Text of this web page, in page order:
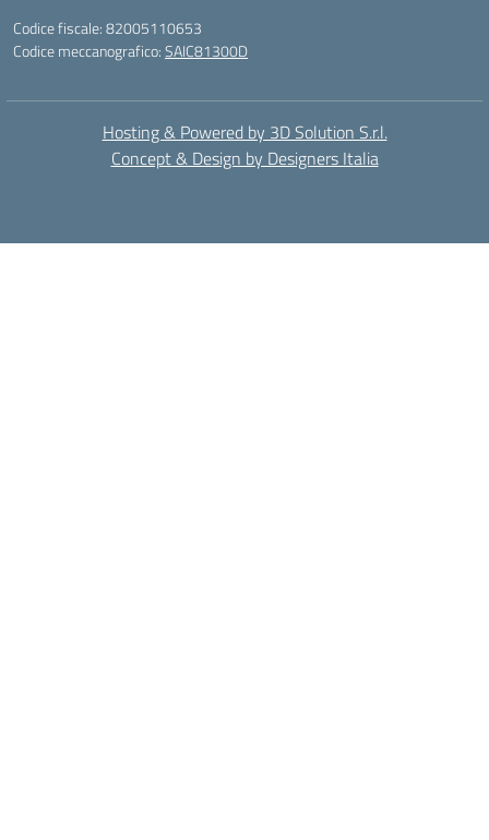
Codice fiscale: 82005110653
Codice meccanografico:SAIC81300D
Hosting & Powered by 3D Solution S.r.l.
Concept & Design by Designers Italia